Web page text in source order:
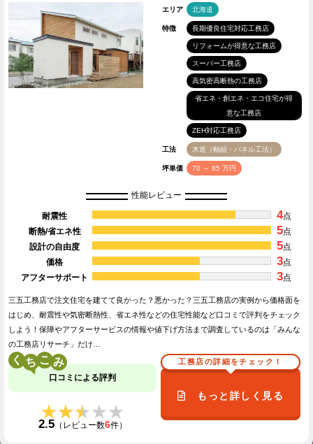
エリア 北海道
特徴 長期優良住宅対応工務店
リフォームが得意な工務店
スーパー工務店
高気密高断熱の工務店
省エネ・創エネ・エコ住宅が得
意な工務店
ZEH対応工務店
工法 木造（軸組・パネル工法）
坪単価 70 ～ 85 万円
性能レビュー
耐震性 4点
断熱/省エネ性
5点
設計の自由度
5点
価格
3点
アフターサポート
3点
三五工務店で注文住宅を建てて良かった？悪かった？三五工務店の実例から価格面を
はじめ、耐震性や気密断熱性、省エネ性などの住宅性能など口コミで評判をチェック
しよう！保障やアフターサービスの情報や値下げ方法まで調査しているのは「みんな
の工務店リサーチ」だけ…
く こ
口コミによる評判
★★★★★
★★★★★
2.5（レビュー数6件）
工務店の詳細をチェック！
もっと詳しく見る